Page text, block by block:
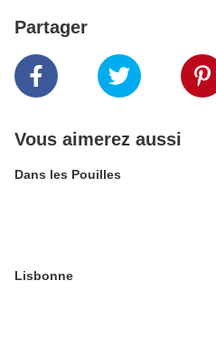
Partager
Vous aimerez aussi
Dans les Pouilles
Lisbonne